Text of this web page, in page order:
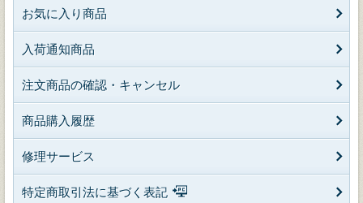
お気に入り商品
入荷通知商品
注文商品の確認・キャンセル
商品購入履歴
修理サービス
特定商取引法に基づく表記